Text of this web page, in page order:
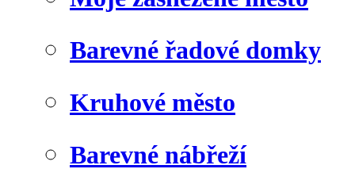
Barevné řadové domky
Kruhové město
Barevné nábřeží